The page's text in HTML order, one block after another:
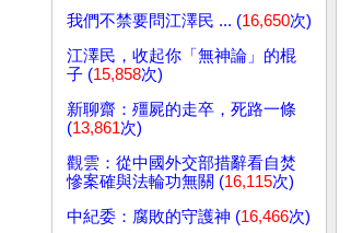
我們不禁要問江澤民 ... (16,650次)
江澤民，收起你「無神論」的棍
子 (15,858次)
新聊齋：殭屍的走卒，死路一條
(13,861次)
觀雲：從中國外交部措辭看自焚
慘案確與法輪功無關 (16,115次)
中紀委：腐敗的守護神 (16,466次)